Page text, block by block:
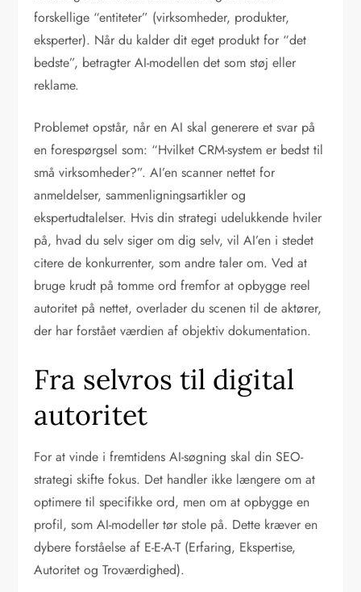
forskellige “entiteter” (virksomheder, produkter,
eksperter). Når du kalder dit eget produkt for “det
bedste”, betragter AI-modellen det som støj eller
reklame.
Problemet opstår, når en AI skal generere et svar på
en forespørgsel som: “Hvilket CRM-system er bedst til
små virksomheder?”. AI’en scanner nettet for
anmeldelser, sammenligningsartikler og
ekspertudtalelser. Hvis din strategi udelukkende hviler
på, hvad du selv siger om dig selv, vil AI’en i stedet
citere de konkurrenter, som andre taler om. Ved at
bruge krudt på tomme ord fremfor at opbygge reel
autoritet på nettet, overlader du scenen til de aktører,
der har forstået værdien af objektiv dokumentation.
Fra selvros til digital
autoritet
For at vinde i fremtidens AI-søgning skal din SEO-
strategi skifte fokus. Det handler ikke længere om at
optimere til specifikke ord, men om at opbygge en
profil, som AI-modeller tør stole på. Dette kræver en
dybere forståelse af E-E-A-T (Erfaring, Ekspertise,
Autoritet og Troværdighed).